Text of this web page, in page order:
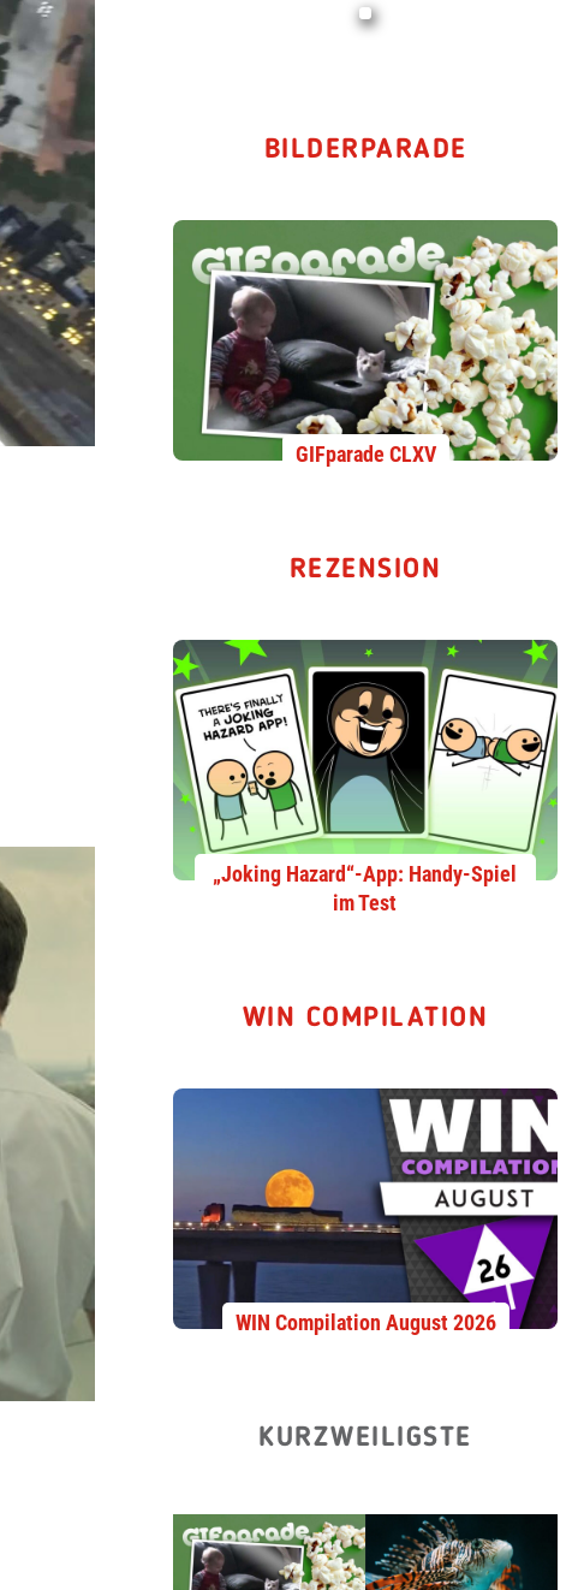
BILDERPARADE
GIFparade CLXV
REZENSION
„Joking Hazard“-App: Handy-Spiel
im Test
WIN COMPILATION
WIN Compilation August 2026
KURZWEILIGSTE